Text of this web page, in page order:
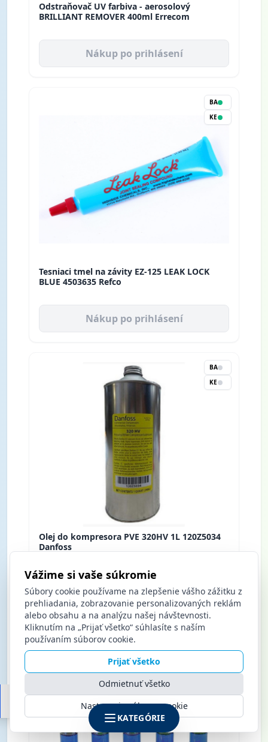
Odstraňovač UV farbiva - aerosolový
BRILLIANT REMOVER 400ml Errecom
Nákup po prihlásení
BA
KE
Tesniaci tmel na závity EZ-125 LEAK LOCK
BLUE 4503635 Refco
Nákup po prihlásení
BA
KE
Olej do kompresora PVE 320HV 1L 120Z5034
Danfoss
KATEGÓRIE
Vážime si vaše súkromie
Súbory cookie používame na zlepšenie vášho zážitku z
prehliadania, zobrazovanie personalizovaných reklám
alebo obsahu a na analýzu našej návštevnosti.
Kliknutím na „Prijať všetko“ súhlasíte s naším
používaním súborov cookie.
Prijať všetko
Odmietnuť všetko
Nastavenia súborov cookie